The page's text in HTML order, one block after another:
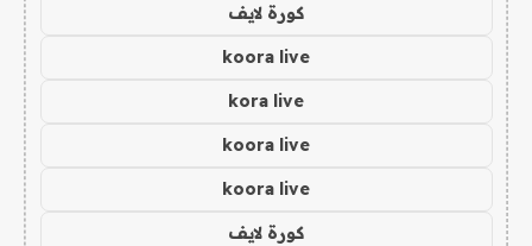
كورة لايف
koora live
kora live
koora live
koora live
كورة لايف